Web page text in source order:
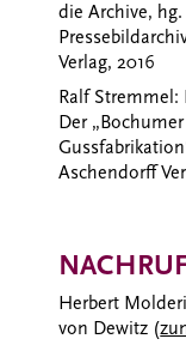
die Archive,
Verlag, 2016
Ralf
Der
Aschendorff
Herbert
von Dewitz (